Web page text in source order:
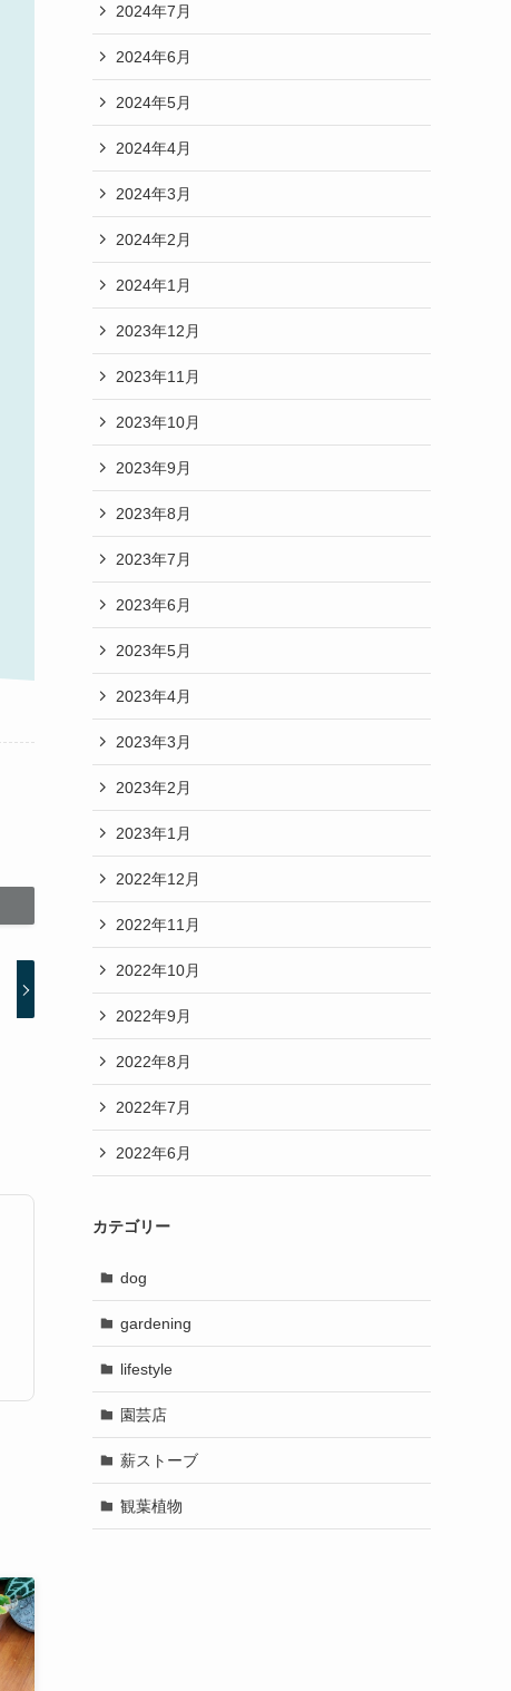
2024年7月
2024年6月
2024年5月
2024年4月
2024年3月
2024年2月
2024年1月
2023年12月
2023年11月
2023年10月
2023年9月
2023年8月
2023年7月
2023年6月
2023年5月
2023年4月
2023年3月
2023年2月
2023年1月
2022年12月
2022年11月
2022年10月
2022年9月
2022年8月
2022年7月
2022年6月
カテゴリー
dog
gardening
lifestyle
園芸店
薪ストーブ
観葉植物